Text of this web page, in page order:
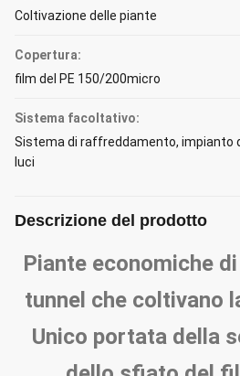
Coltivazione delle piante
Copertura:
film del PE 150/200micro
Sistema facoltativo:
Sistema di raffreddamento, impianto
luci
Descrizione del prodotto
Piante economiche
tunnel che coltivano
Unico portata della